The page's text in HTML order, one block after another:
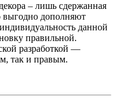
– лишь сдержанная
выгодно дополняют
данной
правильной.
разработкой —
так и правым.